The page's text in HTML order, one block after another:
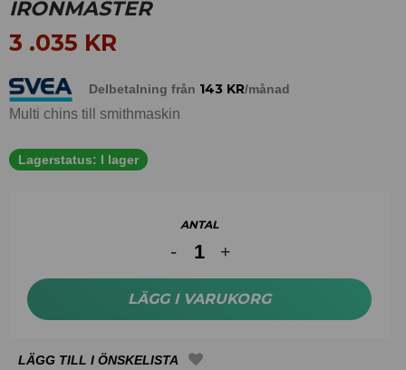
IRONMASTER
3 .035 KR
Delbetalning från 143 KR/månad
Multi chins till smithmaskin
Lagerstatus: I lager
ANTAL
LÄGG I VARUKORG